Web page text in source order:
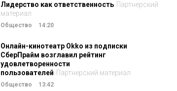
Лидерство как ответственность Партнерский
материал
Общество 14:20
Онлайн-кинотеатр Okko из подписки
СберПрайм возглавил рейтинг
удовлетворенности
пользователей Партнерский материал
Общество 13:42